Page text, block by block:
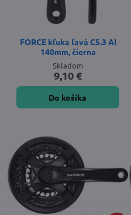
FORCE kľuka ľavá C5.3 Al
140mm, čierna
Skladom
9,10 €
Do košíka